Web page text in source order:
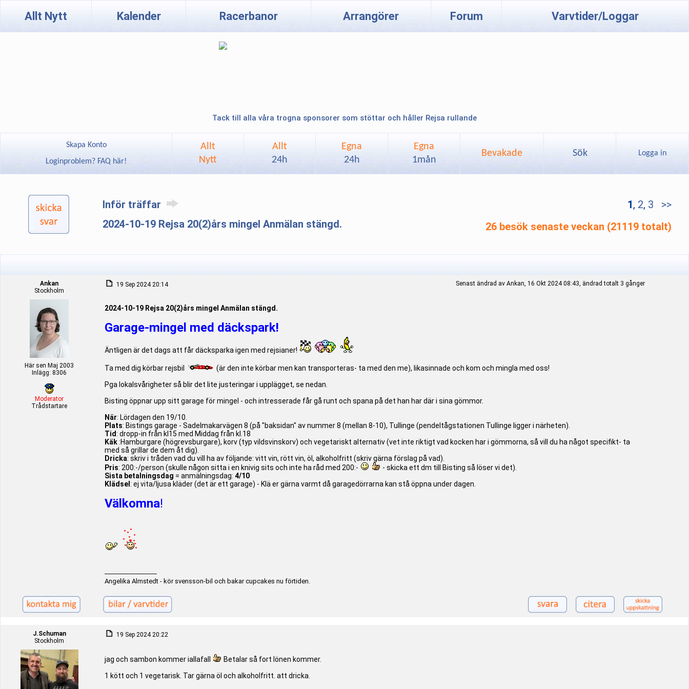
Allt Nytt Kalender Racerbanor Arrangörer Forum Varvtider/Loggar
Tack till alla våra trogna sponsorer som stöttar och håller Rejsa rullande
Skapa Konto
Loginproblem? FAQ här!
Allt
Nytt
Allt
24h
Egna
24h
Egna
1mån
Bevakade Sök Logga in
Inför träffar
2024-10-19 Rejsa 20(2)års mingel Anmälan stängd.
1, 2, 3
>>
26 besök senaste veckan (21119 totalt)
Ankan
Stockholm
Här sen Maj 2003
Inlägg: 8306
Moderator
Trådstartare
19 Sep 2024 20:14 Senast ändrad av Ankan, 16 Okt 2024 08:43, ändrad totalt 3 gånger
2024-10-19 Rejsa 20(2)års mingel Anmälan stängd.
Garage-mingel med däckspark!
Äntligen är det dags att får däcksparka igen med rejsianer!
Ta med dig körbar rejsbil
(är den inte körbar men kan transporteras- ta med den me), likasinnade och kom och mingla med oss!
Pga lokalsvårigheter så blir det lite justeringar i upplägget, se nedan.
Bisting öppnar upp sitt garage för mingel - och intresserade får gå runt och spana på det han har där i sina gömmor.
När: Lördagen den 19/10.
Plats: Bistings garage - Sadelmakarvägen 8 (på "baksidan" av nummer 8 (mellan 8-10), Tullinge (pendeltågstationen Tullinge ligger i närheten).
Tid: dropp-in från kl15 med Middag från kl.18
Käk:Hamburgare (högrevsburgare), korv (typ vildsvinskorv) och vegetariskt alternativ (vet inte riktigt vad kocken har i gömmorna, så vill du ha något specifikt- ta
med så grillar de dem åt dig).
Dricka: skriv i tråden vad du vill ha av följande: vitt vin, rött vin, öl, alkoholfritt (skriv gärna förslag på vad).
Pris: 200:-/person (skulle någon sitta i en knivig sits och inte ha råd med 200:-
- skicka ett dm till Bisting så löser vi det).
Sista betalningsdag = anmälningsdag: 4/10
Klädsel : ej vita/ljusa kläder (det är ett garage) - Klä er gärna varmt då garagedörrarna kan stå öppna under dagen.
Välkomna!
Angelika Almstedt - kör svensson-bil och bakar cupcakes nu förtiden.
J.Schuman
Stockholm
19 Sep 2024 20:22
jag och sambon kommer iallafall
Betalar så fort lönen kommer.
1 kött och 1 vegetarisk. Tar gärna öl och alkoholfritt. att dricka.